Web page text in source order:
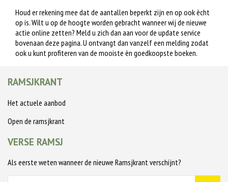
Houd er rekening mee dat de aantallen beperkt zijn en op ook ècht
op is. Wilt u op de hoogte worden gebracht wanneer wij de nieuwe
actie online zetten? Meld u zich dan aan voor de update service
bovenaan deze pagina. U ontvangt dan vanzelf een melding zodat
ook u kunt profiteren van de mooiste èn goedkoopste boeken.
RAMSJKRANT
Het actuele aanbod
Open de ramsjkrant
VERSE RAMSJ
Als eerste weten wanneer de nieuwe Ramsjkrant verschijnt?